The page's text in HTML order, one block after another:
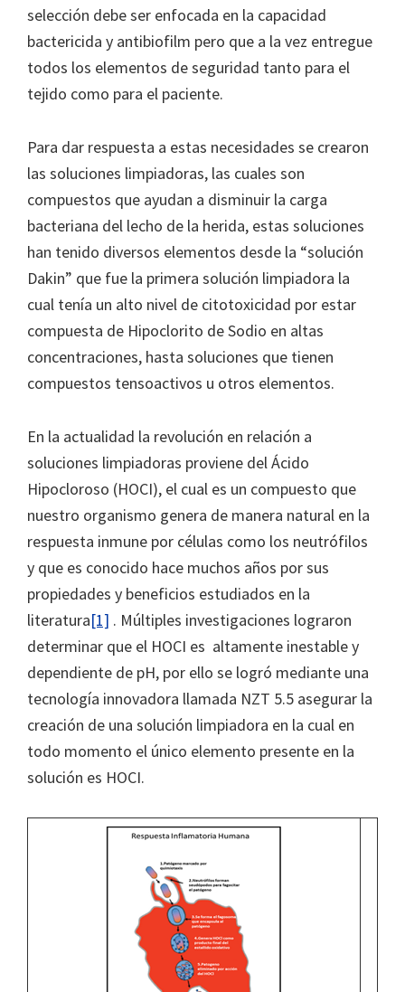
selección debe ser enfocada en la capacidad
bactericida y antibiofilm pero que a la vez entregue
todos los elementos de seguridad tanto para el
tejido como para el paciente.
Para dar respuesta a estas necesidades se crearon
las soluciones limpiadoras, las cuales son
compuestos que ayudan a disminuir la carga
bacteriana del lecho de la herida, estas soluciones
han tenido diversos elementos desde la “solución
Dakin” que fue la primera solución limpiadora la
cual tenía un alto nivel de citotoxicidad por estar
compuesta de Hipoclorito de Sodio en altas
concentraciones, hasta soluciones que tienen
compuestos tensoactivos u otros elementos.
En la actualidad la revolución en relación a
soluciones limpiadoras proviene del Ácido
Hipocloroso (HOCI), el cual es un compuesto que
nuestro organismo genera de manera natural en la
respuesta inmune por células como los neutrófilos
y que es conocido hace muchos años por sus
propiedades y beneficios estudiados en la
literatura[1] . Múltiples investigaciones lograron
determinar que el HOCI es altamente inestable y
dependiente de pH, por ello se logró mediante una
tecnología innovadora llamada NZT 5.5 asegurar la
creación de una solución limpiadora en la cual en
todo momento el único elemento presente en la
solución es HOCI.